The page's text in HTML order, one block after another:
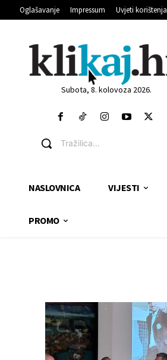
Oglašavanje Impressum Uvjeti korištenja
Subota, 8. kolovoza 2026.
Tražilica...
NASLOVNICA VIJESTI
PROMO